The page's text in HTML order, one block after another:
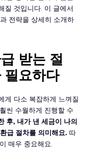
질 것입니다. 이 글에서
전략을 상세히 소개하
받는 절
필요하다
게 다소 복잡하게 느껴질
씬 수월하게 진행할 수
후, 내가 낸 세금이 나의
급 절차를 의미해요. 따
매우 중요해요.